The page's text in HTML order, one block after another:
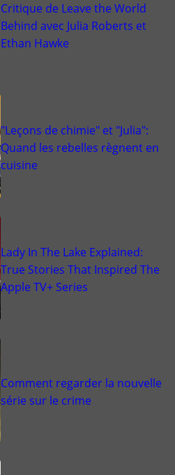
Critique de Leave the World
Behind avec Julia Roberts et
Ethan Hawke
"Leçons de chimie" et "Julia":
Quand les rebelles règnent en
cuisine
Lady In The Lake Explained:
True Stories That Inspired The
Apple TV+ Series
Comment regarder la nouvelle
série sur le crime